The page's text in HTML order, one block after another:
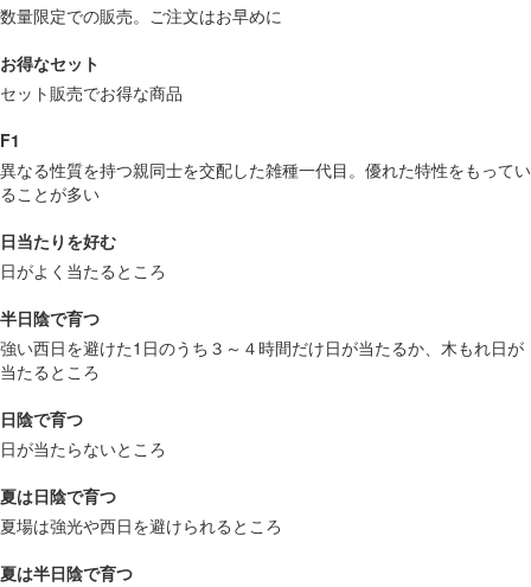
数量限定での販売。ご注文はお早めに
お得なセット
セット販売でお得な商品
F1
異なる性質を持つ親同士を交配した雑種一代目。優れた特性をもってい
ることが多い
日当たりを好む
日がよく当たるところ
半日陰で育つ
強い西日を避けた1日のうち３～４時間だけ日が当たるか、木もれ日が
当たるところ
日陰で育つ
日が当たらないところ
夏は日陰で育つ
夏場は強光や西日を避けられるところ
夏は半日陰で育つ